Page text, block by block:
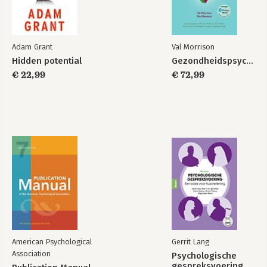
Adam Grant
Hidden potential
€ 22,99
Val Morrison
Gezondheidspsychologie
€ 72,99
American Psychological
Association
Gerrit Lang
Psychologische